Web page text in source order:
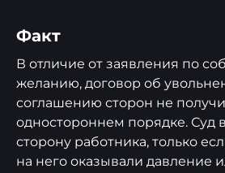
Факт
В отличие от заявления по
желанию, договор об
соглашению сторон не
одностороннем порядке. Суд
сторону работника, только
на него оказывали давление